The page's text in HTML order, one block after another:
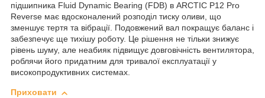
підшипника Fluid Dynamic Bearing (FDB) в ARCTIC P12 Pro
Reverse має вдосконалений розподіл тиску оливи, що
зменшує тертя та вібрації. Подовжений вал покращує баланс і
забезпечує ще тихішу роботу. Це рішення не тільки знижує
рівень шуму, але неабияк підвищує довговічність вентилятора,
роблячи його придатним для тривалої експлуатації у
високопродуктивних системах.
Приховати